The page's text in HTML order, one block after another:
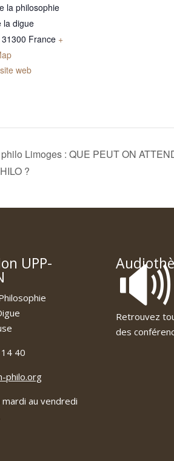
la philosophie
la digue
31300 France +
web
Limoges : QUE PEUT ON
?
UPP-
40
philo.org
au vendredi
🔊
Retrouvez
des